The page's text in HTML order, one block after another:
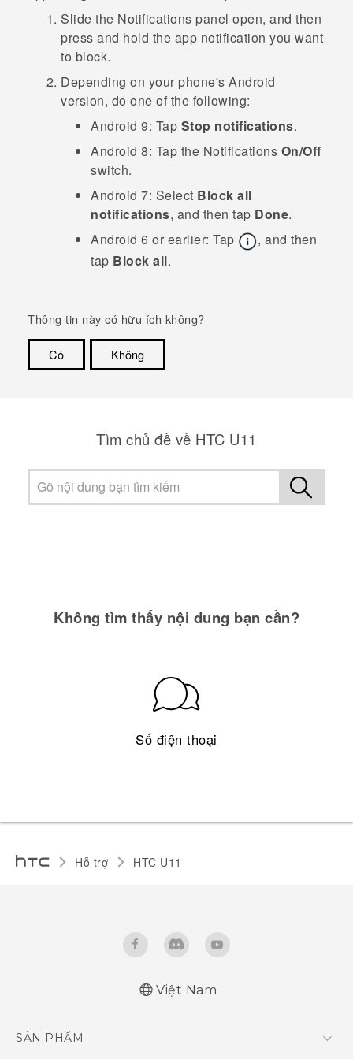
Slide the Notifications panel open, and then
press and hold the app notification you want
to block.
Depending on your phone's Android
version, do one of the following:
Android 9: Tap Stop notifications.
Android 8: Tap the Notifications On/Off
switch.
Android 7: Select Block all
notifications, and then tap Done.
Android 6 or earlier: Tap
, and then
tap Block all.
Thông tin này có hữu ích không?
Có
Không
Tìm chủ đề về HTC U11
Không tìm thấy nội dung bạn cần?
Số điện thoại
Hỗ trợ HTC U11‎
Việt Nam
SẢN PHẨM